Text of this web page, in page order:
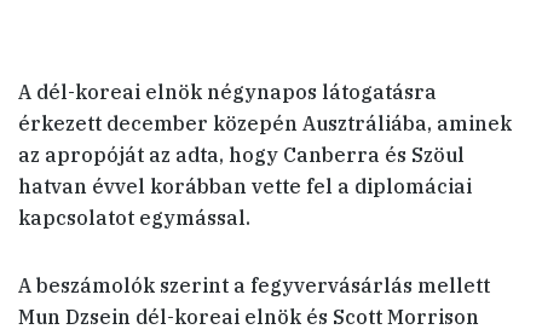
A dél-koreai elnök négynapos látogatásra
érkezett december közepén Ausztráliába, aminek
az apropóját az adta, hogy Canberra és Szöul
hatvan évvel korábban vette fel a diplomáciai
kapcsolatot egymással.
A beszámolók szerint a fegyvervásárlás mellett
Mun Dzsein dél-koreai elnök és Scott Morrison